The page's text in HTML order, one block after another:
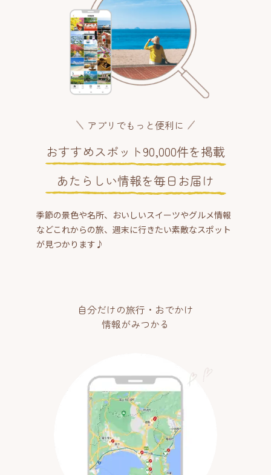
アプリでもっと便利に
おすすめスポット90,000件を掲載
あたらしい情報を毎日お届け
季節の景色や名所、おいしいスイーツやグルメ情報
などこれからの旅、週末に行きたい素敵なスポット
が見つかります♪
自分だけの旅行・おでかけ
情報がみつかる